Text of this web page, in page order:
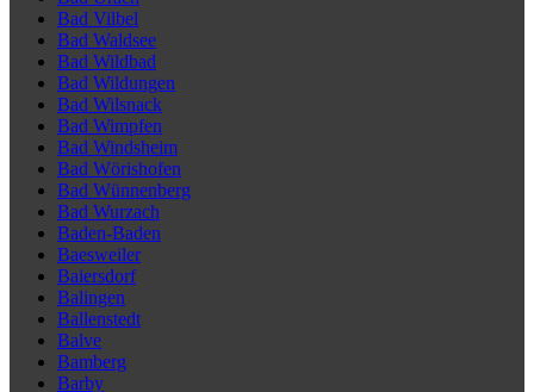
Bad Vilbel
Bad Waldsee
Bad Wildbad
Bad Wildungen
Bad Wilsnack
Bad Wimpfen
Bad Windsheim
Bad Wörishofen
Bad Wünnenberg
Bad Wurzach
Baden-Baden
Baesweiler
Baiersdorf
Balingen
Ballenstedt
Balve
Bamberg
Barby